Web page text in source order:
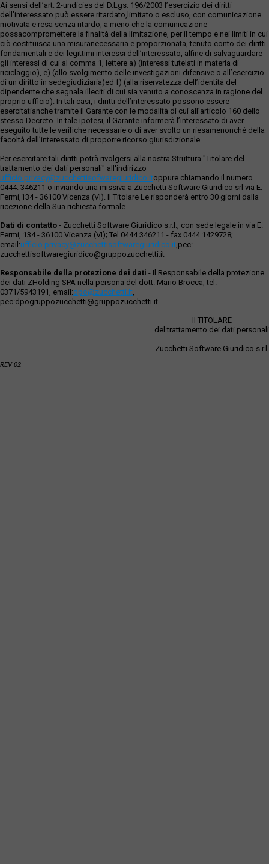
Ai sensi dell’art. 2-undicies del D.Lgs. 196/2003 l’esercizio dei diritti
dell’interessato può essere ritardato,limitato o escluso, con comunicazione
motivata e resa senza ritardo, a meno che la comunicazione
possacompromettere la finalità della limitazione, per il tempo e nei limiti in cui
ciò costituisca una misuranecessaria e proporzionata, tenuto conto dei diritti
fondamentali e dei legittimi interessi dell’interessato, alfine di salvaguardare
gli interessi di cui al comma 1, lettere a) (interessi tutelati in materia di
riciclaggio), e) (allo svolgimento delle investigazioni difensive o all’esercizio
di un diritto in sedegiudiziaria)ed f) (alla riservatezza dell’identità del
dipendente che segnala illeciti di cui sia venuto a conoscenza in ragione del
proprio ufficio). In tali casi, i diritti dell’interessato possono essere
esercitatianche tramite il Garante con le modalità di cui all’articolo 160 dello
stesso Decreto. In tale ipotesi, il Garante informerà l’interessato di aver
eseguito tutte le verifiche necessarie o di aver svolto un riesamenonché della
facoltà dell’interessato di proporre ricorso giurisdizionale.
Per esercitare tali diritti potrà rivolgersi alla nostra Struttura "Titolare del
trattamento dei dati personali" all'indirizzo
ufficio.privacy@zucchettisofwaregiuridico.itoppure chiamando il numero
0444. 346211 o inviando una missiva a Zucchetti Software Giuridico srl via E.
Fermi,134 - 36100 Vicenza (VI). Il Titolare Le risponderà entro 30 giorni dalla
ricezione della Sua richiesta formale.
Dati di contatto - Zucchetti Software Giuridico s.r.l., con sede legale in via E.
Fermi, 134 - 36100 Vicenza (VI); Tel 0444.346211 - fax 0444.1429728;
email:ufficio.privacy@zucchettisoftwaregiuridico.it,pec:
zucchettisoftwaregiuridico@gruppozucchetti.it
Responsabile della protezione dei dati - Il Responsabile della protezione
dei dati ZHolding SPA nella persona del dott. Mario Brocca, tel.
0371/5943191, email:dpo@zucchetti.it,
pec:dpogruppozucchetti@gruppozucchetti.it
Il TITOLARE
del trattamento dei dati personali
Zucchetti Software Giuridico s.r.l.
REV 02